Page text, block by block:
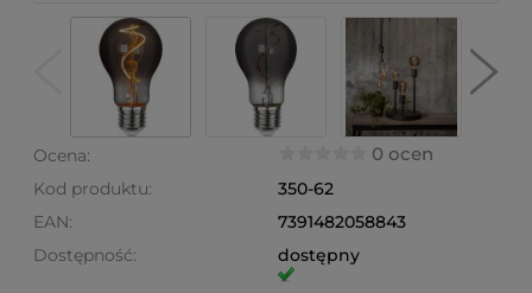
Ocena: 0 ocen
Kod produktu:
350-62
EAN:
7391482058843
Dostępność:
dostępny